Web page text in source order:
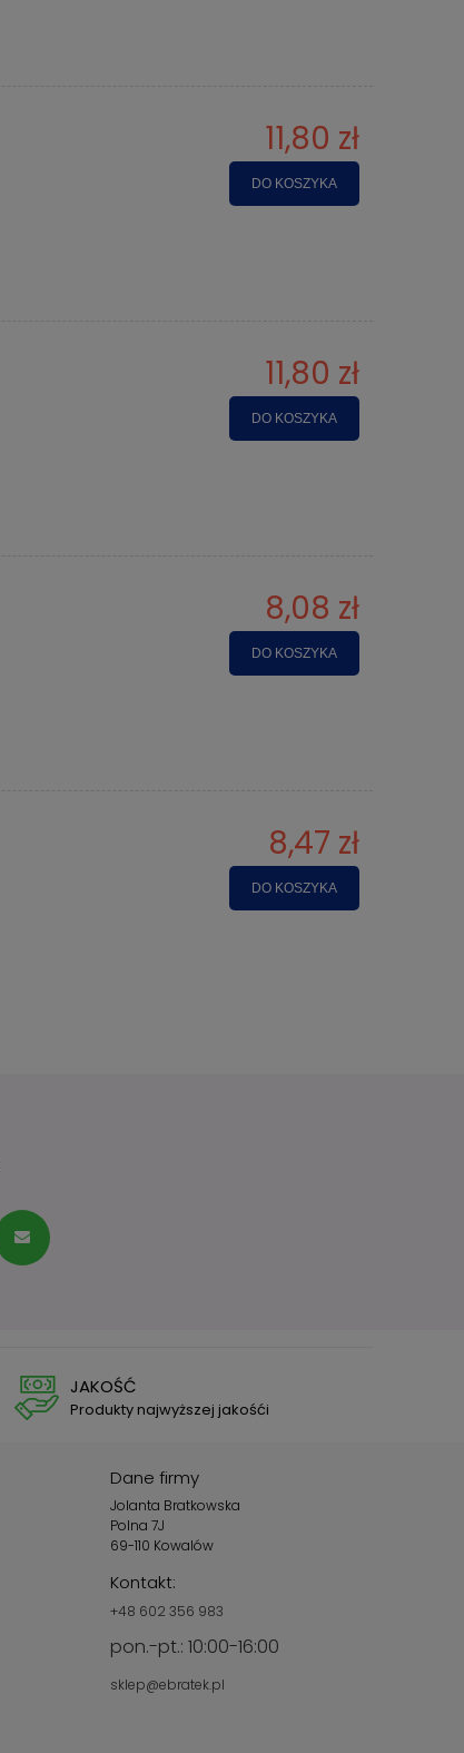
11,80 zł
DO KOSZYKA
11,80 zł
DO KOSZYKA
8,08 zł
DO KOSZYKA
8,47 zł
DO KOSZYKA
JAKOŚĆ
Produkty najwyższej jakośći
Dane firmy
Jolanta Bratkowska
Polna 7J
69-110 Kowalów
Kontakt:
+48 602 356 983
pon.-pt.: 10:00-16:00
sklep@ebratek.pl